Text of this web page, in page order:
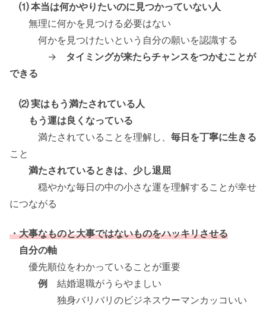
⑴ 本当は何かやりたいのに見つかっていない人
無理に何かを見つける必要はない
何かを見つけたいという自分の願いを認識する
→ タイミングが来たらチャンスをつかむことが
できる
⑵ 実はもう満たされている人
もう運は良くなっている
満たされていることを理解し、 毎日を丁寧に生きる
こと
満たされているときは、少し退屈
穏やかな毎日の中の小さな運を理解することが幸せ
につながる
・大事なものと大事ではないものをハッキリさせる
自分の軸
優先順位をわかっていることが重要
例
結婚退職がうらやましい
独身バリバリのビジネスウーマンカッコいい